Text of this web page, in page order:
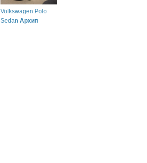
Volkswagen Polo
Sedan Архип